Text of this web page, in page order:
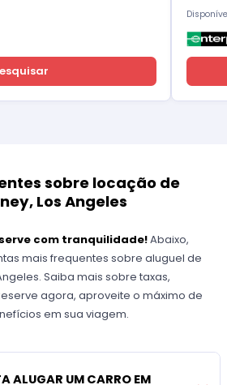
sobre locação de
Los Angeles
com tranquilidade!Abaixo,
mais frequentes sobre aluguel de
Saiba mais sobre taxas,
agora, aproveite o máximo de
em sua viagem.
ALUGAR UM CARRO EM